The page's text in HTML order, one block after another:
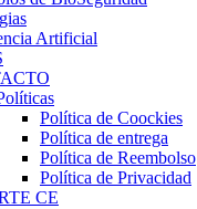
Artificial
Política de Coockies
Política de entrega
Política de Reembolso
Política de Privacidad
CE